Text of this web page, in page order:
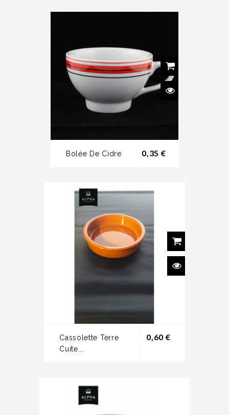
Bolée De Cidre 0,35 €Prix
Cassolette Terre
Cuite...
0,60 €Prix